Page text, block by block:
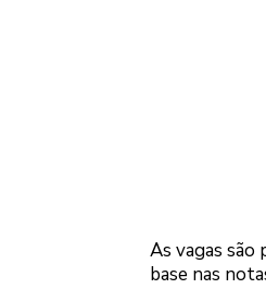
As vagas são
base nas